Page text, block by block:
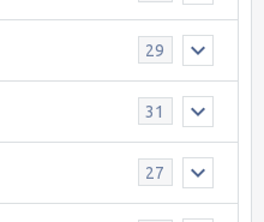
29
31
27